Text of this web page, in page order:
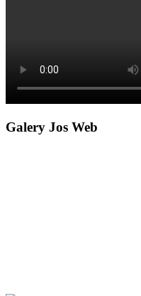
Galery Jos Web